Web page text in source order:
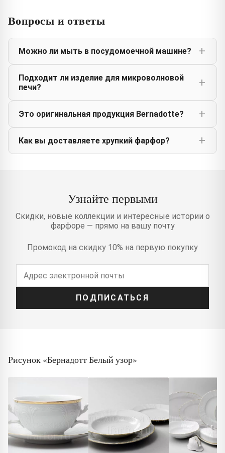
Вопросы и ответы
Можно ли мыть в посудомоечной машине?
Подходит ли изделие для микроволновой
печи?
Это оригинальная продукция Bernadotte?
Как вы доставляете хрупкий фарфор?
Узнайте первыми
Скидки, новые коллекции и интересные истории о
фарфоре — прямо на вашу почту
Промокод на скидку 10% на первую покупку
ПОДПИСАТЬСЯ
Рисунок «Бернадотт Белый узор»